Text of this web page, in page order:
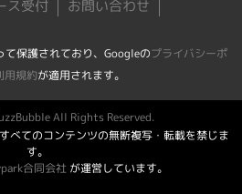
ス受付
お問い合わせ
て保護されており、Googleのプライバシーポ
用規約が適用されます。
All Rights Reserved.
べてのコンテンツの無断複写・転載を禁じま
す。
合同会社 が運営しています。